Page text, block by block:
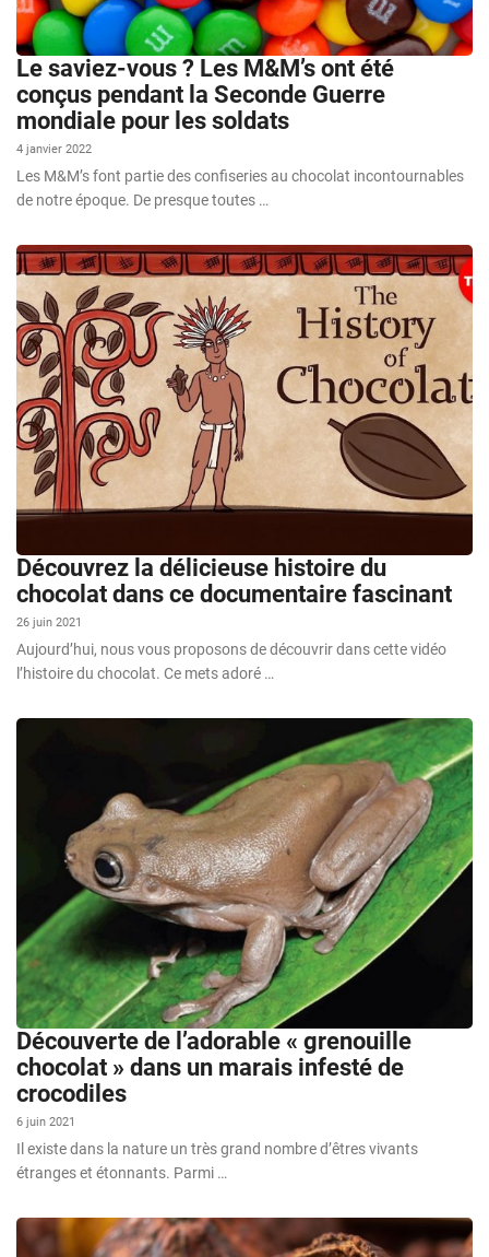
Le saviez-vous ? Les M&M’s ont été
conçus pendant la Seconde Guerre
mondiale pour les soldats
4 janvier 2022
Les M&M’s font partie des confiseries au chocolat incontournables
de notre époque. De presque toutes …
Découvrez la délicieuse histoire du
chocolat dans ce documentaire fascinant
26 juin 2021
Aujourd’hui, nous vous proposons de découvrir dans cette vidéo
l’histoire du chocolat. Ce mets adoré …
Découverte de l’adorable « grenouille
chocolat » dans un marais infesté de
crocodiles
6 juin 2021
Il existe dans la nature un très grand nombre d’êtres vivants
étranges et étonnants. Parmi …